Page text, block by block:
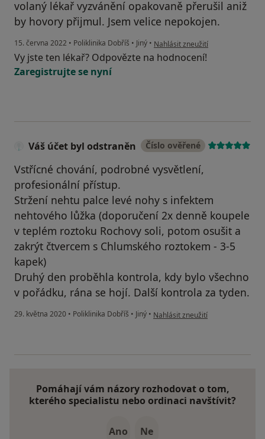
volaný lékař vyzvánění opakovaně přerušil aniž
by hovory přijmul. Jsem velice nepokojen.
15. června 2022 • Poliklinika Dobříš • Jiný • podle názoru uživatele RH
Nahlásit zneužití
Vy jste ten lékař? Odpovězte na hodnocení!
Zaregistrujte se nyní
Váš účet byl odstraněn Číslo ověřené
Vstřícné chování, podrobné vysvětlení,
profesionální přístup.
Stržení nehtu palce levé nohy s infektem
nehtového lůžka (doporučení 2x denně koupele
v teplém roztoku Rochovy soli, potom osušit a
zakrýt čtvercem s Chlumského roztokem - 3-5
kapek)
Druhý den proběhla kontrola, kdy bylo všechno
v pořádku, rána se hojí. Další kontrola za tyden.
29. května 2020 • Poliklinika Dobříš • Jiný • podle názoru uživatele Váš účet
Nahlásit zneužití
Pomáhají vám názory rozhodovat o tom,
kterého specialistu nebo ordinaci navštívit?
Ano Ne